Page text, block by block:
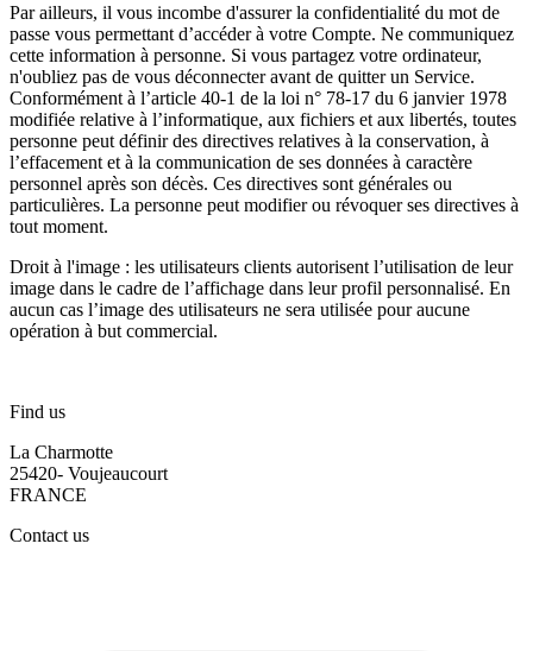
Par ailleurs, il vous incombe d'assurer la confidentialité du mot de
passe vous permettant d’accéder à votre Compte. Ne communiquez
cette information à personne. Si vous partagez votre ordinateur,
n'oubliez pas de vous déconnecter avant de quitter un Service.
Conformément à l’article 40-1 de la loi n° 78-17 du 6 janvier 1978
modifiée relative à l’informatique, aux fichiers et aux libertés, toutes
personne peut définir des directives relatives à la conservation, à
l’effacement et à la communication de ses données à caractère
personnel après son décès. Ces directives sont générales ou
particulières. La personne peut modifier ou révoquer ses directives à
tout moment.
Droit à l'image : les utilisateurs clients autorisent l’utilisation de leur
image dans le cadre de l’affichage dans leur profil personnalisé. En
aucun cas l’image des utilisateurs ne sera utilisée pour aucune
opération à but commercial.
Find us
La Charmotte
25420- Voujeaucourt
FRANCE
Contact us